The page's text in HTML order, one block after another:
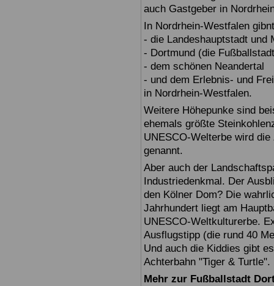
auch Gastgeber in
In Nordrhein-Westfalen
- die Landeshauptstadt und
- Dortmund (die
- dem schönen Neandertal
- und dem Erlebnis- und
in Nordrhein-Westfalen.
Weitere Höhepunke sind
ehemals größte
UNESCO-Welterbe wird
genannt.
Aber auch der
Industriedenkmal. Der
den Kölner Dom? Die
Jahrhundert liegt am
UNESCO-Weltkulturerbe.
Ausflugstipp (die rund 40
Und auch die Kiddies gibt
Achterbahn "Tiger & Turtle".
Mehr zur Fußballstadt